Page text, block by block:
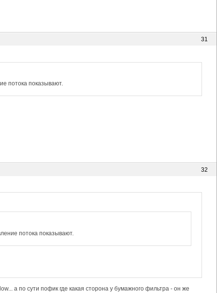
31
потока показывают.
32
потока показывают.
а по сути пофик где какая сторона у бумажного фильтра - он же